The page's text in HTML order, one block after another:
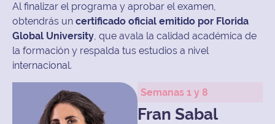
Al finalizar el programa y aprobar el examen,
obtendrás un certificado oficial emitido por Florida
Global University, que avala la calidad académica de
la formación y respalda tus estudios a nivel
internacional.
Semanas 1 y 8
Fran Sabal